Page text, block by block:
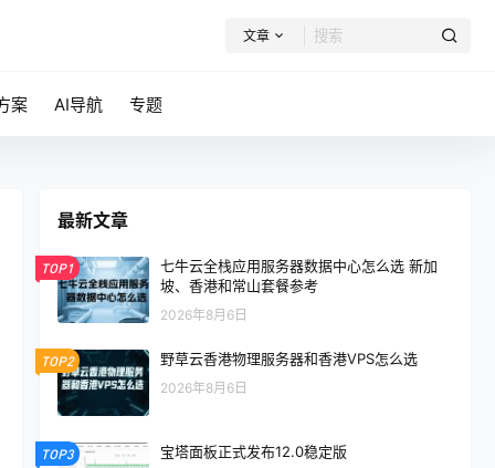
文章
案 AI导航 专题
最新文章
TOP1
七牛云全栈应用服务器数据中心怎么选 新加
坡、香港和常山套餐参考
2026年8月6日
TOP2 野草云香港物理服务器和香港VPS怎么选
2026年8月6日
TOP3 宝塔面板正式发布12.0稳定版